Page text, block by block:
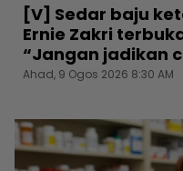
[V] Sedar baju
Ernie Zakri
“Jangan jadikan
Ahad, 9 Ogos 2026 8:30 AM